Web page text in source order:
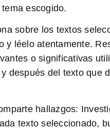
escogido.
sobre los textos
y léelo atentamente.
o significativas
después del texto que
hallazgos:
texto seleccionado,